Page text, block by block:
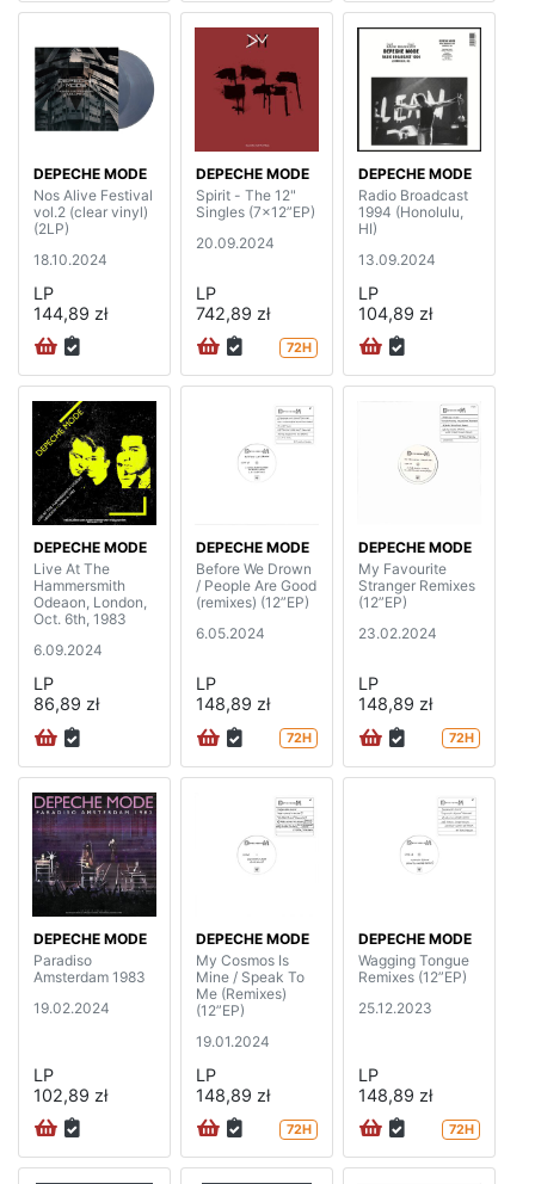
DEPECHE MODE
Nos Alive Festival
vol.2 (clear vinyl)
(2LP)
18.10.2024
LP
144,89 zł
DEPECHE MODE
Spirit - The 12"
Singles (7x12”EP)
20.09.2024
LP
742,89 zł
72H
DEPECHE MODE
Radio Broadcast
1994 (Honolulu,
HI)
13.09.2024
LP
104,89 zł
DEPECHE MODE
Live At The
Hammersmith
Odeaon, London,
Oct. 6th, 1983
6.09.2024
LP
86,89 zł
DEPECHE MODE
Before We Drown
/ People Are Good
(remixes) (12”EP)
6.05.2024
LP
148,89 zł
72H
DEPECHE MODE
My Favourite
Stranger Remixes
(12”EP)
23.02.2024
LP
148,89 zł
72H
DEPECHE MODE
Paradiso
Amsterdam 1983
19.02.2024
LP
102,89 zł
DEPECHE MODE
My Cosmos Is
Mine / Speak To
Me (Remixes)
(12”EP)
19.01.2024
LP
148,89 zł
72H
DEPECHE MODE
Wagging Tongue
Remixes (12”EP)
25.12.2023
LP
148,89 zł
72H